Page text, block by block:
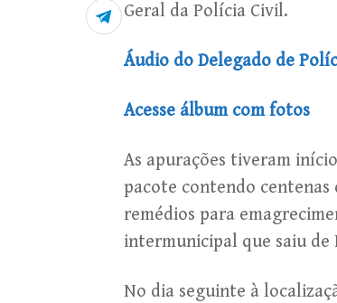
Geral da Polícia Civil.
Áudio do Delegado de
Acesse álbum com fotos
As apurações tiveram
pacote contendo centenas
remédios para
intermunicipal que saiu de
No dia seguinte à